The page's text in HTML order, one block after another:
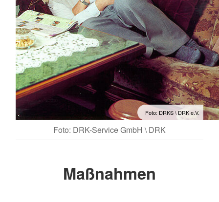
Foto: DRKS \ DRK e.V.
Foto: DRK-Service GmbH \ DRK
Maßnahmen